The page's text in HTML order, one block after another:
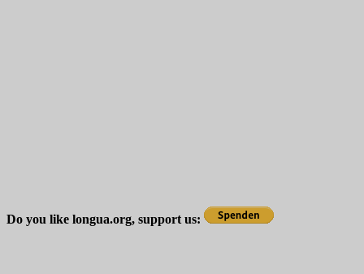
Do you like longua.org, support us: